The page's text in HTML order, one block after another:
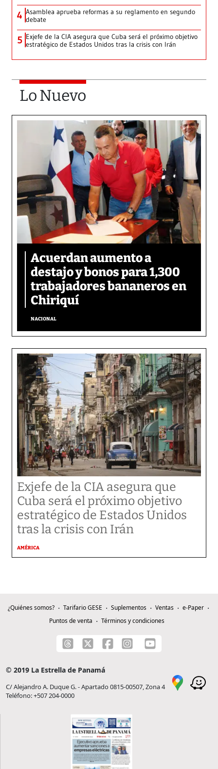
4 Asamblea aprueba reformas a su reglamento en segundo
debate
5 Exjefe de la CIA asegura que Cuba será el próximo objetivo
estratégico de Estados Unidos tras la crisis con Irán
Lo Nuevo
Acuerdan aumento a
destajo y bonos para 1,300
trabajadores bananeros en
Chiriquí
NACIONAL
Exjefe de la CIA asegura que
Cuba será el próximo objetivo
estratégico de Estados Unidos
tras la crisis con Irán
AMÉRICA
¿Quiénes somos? Tarifario GESE Suplementos Ventas
e-Paper
Puntos de venta
Términos y condiciones
© 2019 La Estrella de Panamá
C/ Alejandro A. Duque G. - Apartado 0815-00507, Zona 4
Teléfono: +507 204-0000